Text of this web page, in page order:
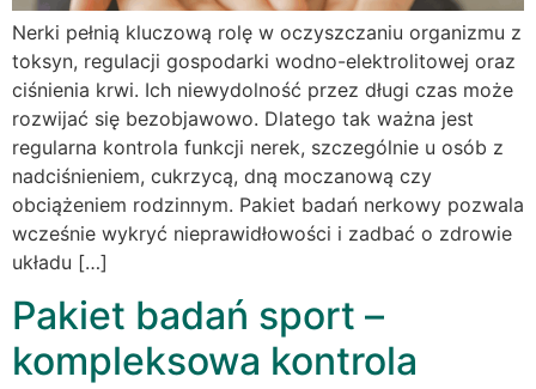
Nerki pełnią kluczową rolę w oczyszczaniu organizmu z
toksyn, regulacji gospodarki wodno-elektrolitowej oraz
ciśnienia krwi. Ich niewydolność przez długi czas może
rozwijać się bezobjawowo. Dlatego tak ważna jest
regularna kontrola funkcji nerek, szczególnie u osób z
nadciśnieniem, cukrzycą, dną moczanową czy
obciążeniem rodzinnym. Pakiet badań nerkowy pozwala
wcześnie wykryć nieprawidłowości i zadbać o zdrowie
układu […]
Pakiet badań sport –
kompleksowa kontrola